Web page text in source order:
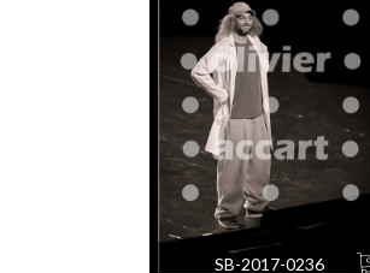
SB-2017-0236